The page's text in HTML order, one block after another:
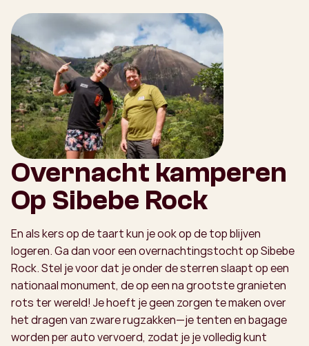
Overnacht kamperen
Op Sibebe Rock
En als kers op de taart kun je ook op de top blijven
logeren. Ga dan voor een overnachtingstocht op Sibebe
Rock. Stel je voor dat je onder de sterren slaapt op een
nationaal monument, de op een na grootste granieten
rots ter wereld! Je hoeft je geen zorgen te maken over
het dragen van zware rugzakken—je tenten en bagage
worden per auto vervoerd, zodat je je volledig kunt